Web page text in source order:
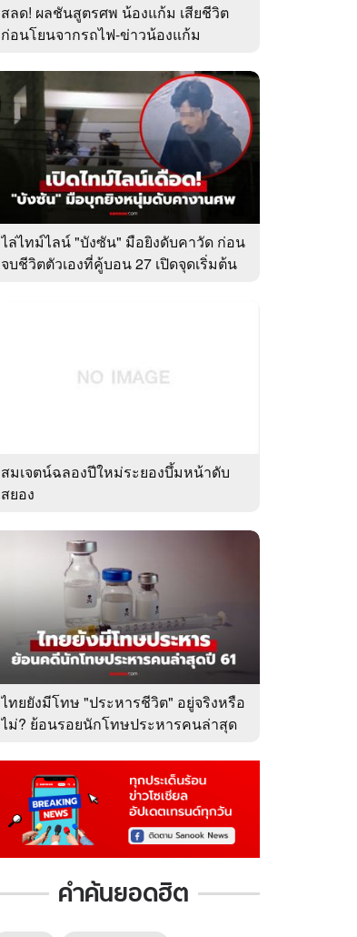
สลด! ผลชันสูตรศพ น้องแก้ม เสียชีวิต
ก่อนโยนจากรถไฟ-ข่าวน้องแก้ม
ไล่ไทม์ไลน์ "บังซัน" มือยิงดับคาวัด ก่อน
จบชีวิตตัวเองที่คู้บอน 27 เปิดจุดเริ่มต้น
สมเจตน์ฉลองปีใหม่ระยองบึ้มหน้าดับ
สยอง
ไทยยังมีโทษ "ประหารชีวิต" อยู่จริงหรือ
ไม่? ย้อนรอยนักโทษประหารคนล่าสุด
คำค้นยอดฮิต